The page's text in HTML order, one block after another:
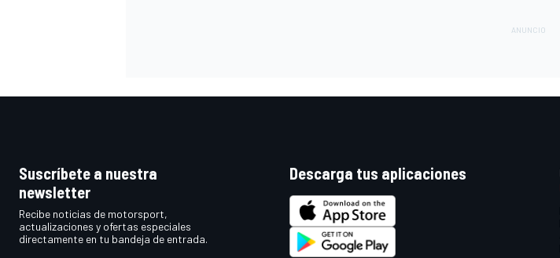
Suscríbete a nuestra
newsletter
Recibe noticias de motorsport,
actualizaciones y ofertas especiales
directamente en tu bandeja de entrada.
Descarga tus aplicaciones